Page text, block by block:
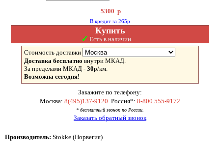
5300 р
В кредит за 265р
Купить
✓ Есть в наличии
Стоимость доставки
Доставка бесплатно внутри МКАД.
За пределами МКАД - 30р/км.
Возможна сегодня!
Закажите по телефону:
Москва: 8(495)137-9120 Россия*: 8-800 555-9172
* бесплатный звонок по России.
Заказать обратный звонок
Производитель: Stokke (Норвегия)